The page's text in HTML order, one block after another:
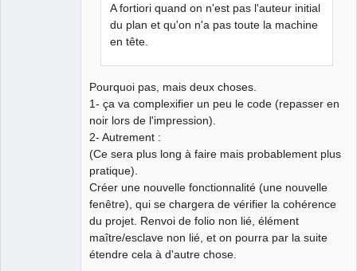
A fortiori quand on n'est pas l'auteur initial
du plan et qu'on n'a pas toute la machine
en tête.
Pourquoi pas, mais deux choses.
1- ça va complexifier un peu le code (repasser en
noir lors de l'impression).
2- Autrement :
(Ce sera plus long à faire mais probablement plus
pratique).
Créer une nouvelle fonctionnalité (une nouvelle
fenêtre), qui se chargera de vérifier la cohérence
du projet. Renvoi de folio non lié, élément
maître/esclave non lié, et on pourra par la suite
étendre cela à d'autre chose.